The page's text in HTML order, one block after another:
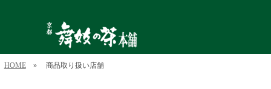
HOME» 商品取り扱い店舗